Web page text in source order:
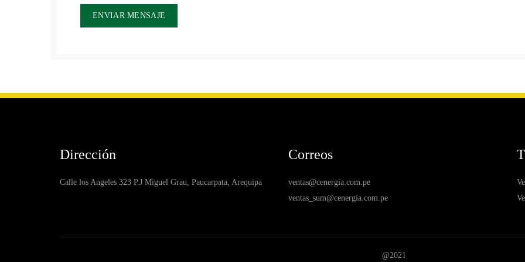
Dirección
Calle los Angeles 323 P.J Miguel Grau, Paucarpata, Arequipa
Correos
ventas@cenergia.com.pe
ventas_sum@cenergia.com.pe
@2021